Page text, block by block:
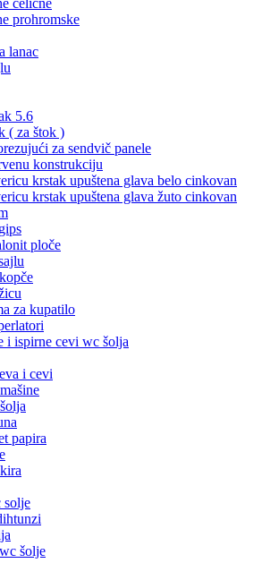
čelične
prohromske
lanac
5.6
( za štok )
za sendvič panele
konstrukciju
krstak upuštena glava belo cinkovan
krstak upuštena glava žuto cinkovan
ploče
za kupatilo
i ispirne cevi wc šolja
i cevi
papira
solje
šolje